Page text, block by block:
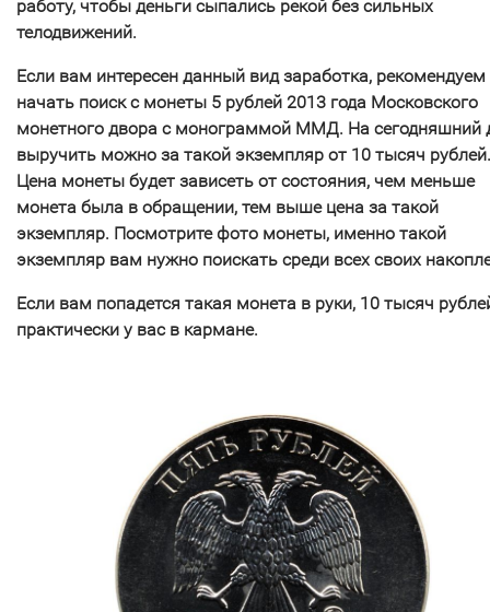
работу, чтобы деньги сыпались рекой без сильных
телодвижений.
Если вам интересен данный вид заработка, рекомендуем
начать поиск с монеты 5 рублей 2013 года Московского
монетного двора с монограммой ММД. На сегодняшний
выручить можно за такой экземпляр от 10 тысяч рублей.
Цена монеты будет зависеть от состояния, чем меньше
монета была в обращении, тем выше цена за такой
экземпляр. Посмотрите фото монеты, именно такой
экземпляр вам нужно поискать среди всех своих
Если вам попадется такая монета в руки, 10 тысяч
практически у вас в кармане.